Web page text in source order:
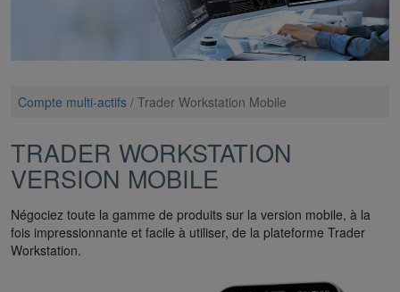
Compte multi-actifs / Trader Workstation Mobile
TRADER WORKSTATION
VERSION MOBILE
Négociez toute la gamme de produits sur la version mobile, à la
fois impressionnante et facile à utiliser, de la plateforme Trader
Workstation.